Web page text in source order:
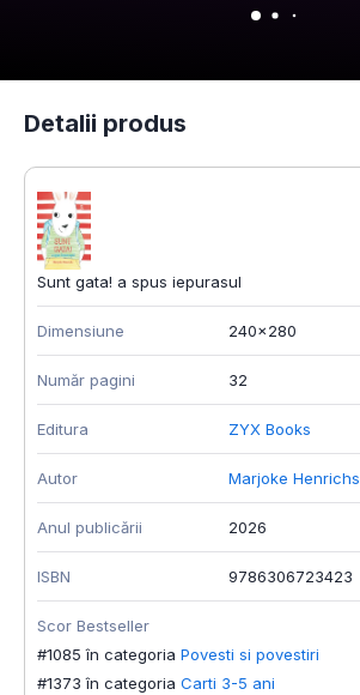
Detalii produs
Sunt gata! a spus iepurasul
Dimensiune 240x280
Număr pagini 32
Editura ZYX Books
Autor Marjoke Henrichs
Anul publicării 2026
ISBN 9786306723423
Scor Bestseller
#1085 în categoria Povesti si povestiri
#1373 în categoria Carti 3-5 ani